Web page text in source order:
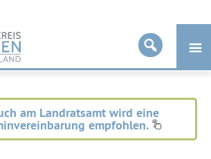
am Landratsamt wird eine
empfohlen.